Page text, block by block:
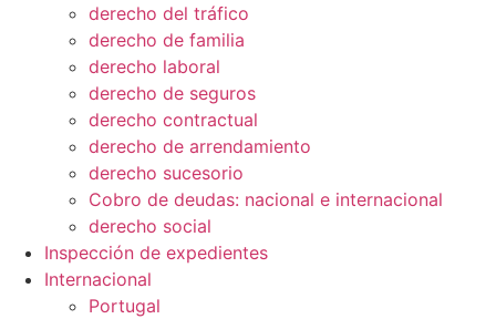
derecho del tráfico
derecho de familia
derecho laboral
derecho de seguros
derecho contractual
derecho de arrendamiento
derecho sucesorio
Cobro de deudas: nacional e internacional
derecho social
Inspección de expedientes
Internacional
Portugal